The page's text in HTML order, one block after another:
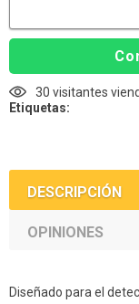
30 visitantes
Etiquetas:
DESCRIPCIÓN
OPINIONES
Diseñado para el